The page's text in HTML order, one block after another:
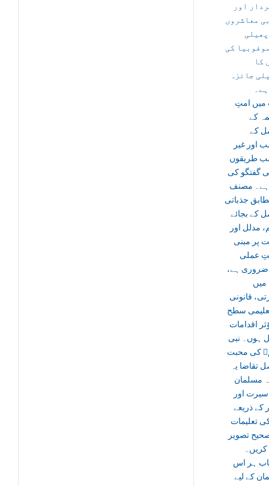
اور
معاشروں
کی
کا
جائزہ
میں امتِ
کے
کے
اور غیر
طریقوں
گفتگو کی
مصنف
جذباتی
کے بجائے
مدلل اور
پر مبنی
عملی
ضروری ہے،
قانونی
سطح
اقدامات
ہوں۔ نبی
کی محبت
تقاضا یہ
مسلمان
سیرت اور
کے ذریعے
تعلیمات
تصویر
ہر اس
کے لیے